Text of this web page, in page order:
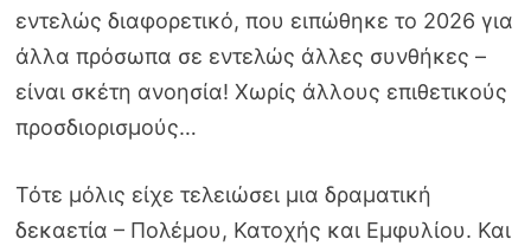
εντελώς διαφορετικό, που ειπώθηκε το 2026 για
άλλα πρόσωπα σε εντελώς άλλες συνθήκες –
είναι σκέτη ανοησία! Χωρίς άλλους επιθετικούς
προσδιορισμούς…
Τότε μόλις είχε τελειώσει μια δραματική
δεκαετία – Πολέμου, Κατοχής και Εμφυλίου. Και